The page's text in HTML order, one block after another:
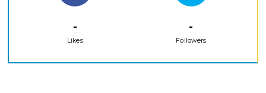
-
Likes
-
Followers